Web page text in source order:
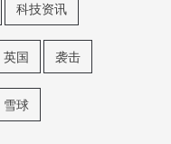
科技资讯
英国 袭击
雪球